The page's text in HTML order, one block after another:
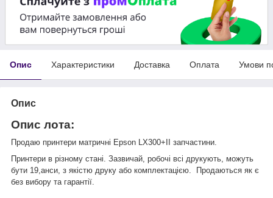
Опис Характеристики Доставка Оплата Умови
Опис
Опис лота:
Продаю принтери матричні Epson LX300+II запчастини.
Принтери в різному стані. Зазвичай, робочі всі друкують, можуть
бути 19,анси, з якістю друку або комплектацією. Продаються як є
без вибору та гарантії.